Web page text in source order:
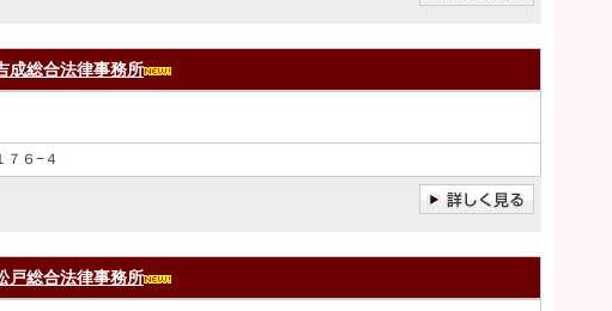
成総合法律事務所
７６−４
戸総合法律事務所